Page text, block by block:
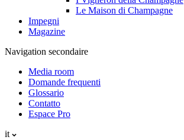
Le Maison di Champagne
Impegni
Magazine
Navigation secondaire
Media room
Domande frequenti
Glossario
Contatto
Espace Pro
it